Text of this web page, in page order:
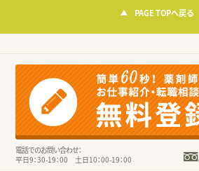
PAGE TOPへ戻る
電話でのお問い合わせ：
平日9：30-19：00 土日10：00-19：00